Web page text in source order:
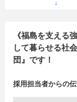
《福島を支える
して暮らせる社
団』です！
採用担当者からの